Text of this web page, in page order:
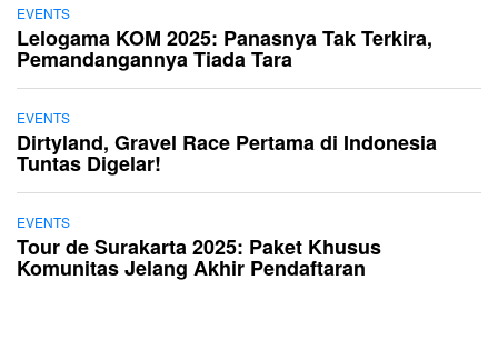
EVENTS
Lelogama KOM 2025: Panasnya Tak Terkira,
Pemandangannya Tiada Tara
EVENTS
Dirtyland, Gravel Race Pertama di Indonesia
Tuntas Digelar!
EVENTS
Tour de Surakarta 2025: Paket Khusus
Komunitas Jelang Akhir Pendaftaran